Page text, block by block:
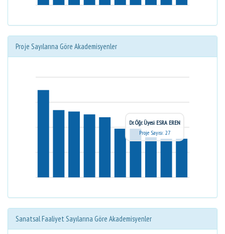
Proje Sayılarına Göre Akademisyenler
Dr. Öğr. Üyesi ESRA EREN
Proje Sayısı: 27
Sanatsal Faaliyet Sayılarına Göre Akademisyenler